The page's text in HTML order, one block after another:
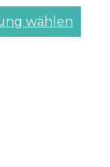
wählen